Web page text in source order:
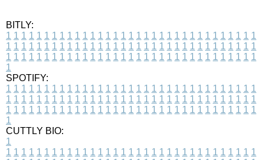
BITLY:
1 1 1 1 1 1 1 1 1 1 1 1 1 1 1 1 1 1 1 1 1 1 1 1 1 1 1 1 1 1 1 1 1
1 1 1 1 1 1 1 1 1 1 1 1 1 1 1 1 1 1 1 1 1 1 1 1 1 1 1 1 1 1 1 1 1
1 1 1 1 1 1 1 1 1 1 1 1 1 1 1 1 1 1 1 1 1 1 1 1 1 1 1 1 1 1 1 1 1
1
SPOTIFY:
1 1 1 1 1 1 1 1 1 1 1 1 1 1 1 1 1 1 1 1 1 1 1 1 1 1 1 1 1 1 1 1 1
1 1 1 1 1 1 1 1 1 1 1 1 1 1 1 1 1 1 1 1 1 1 1 1 1 1 1 1 1 1 1 1 1
1 1 1 1 1 1 1 1 1 1 1 1 1 1 1 1 1 1 1 1 1 1 1 1 1 1 1 1 1 1 1 1 1
1
CUTTLY BIO:
1
1 1 1 1 1 1 1 1 1 1 1 1 1 1 1 1 1 1 1 1 1 1 1 1 1 1 1 1 1 1 1 1 1